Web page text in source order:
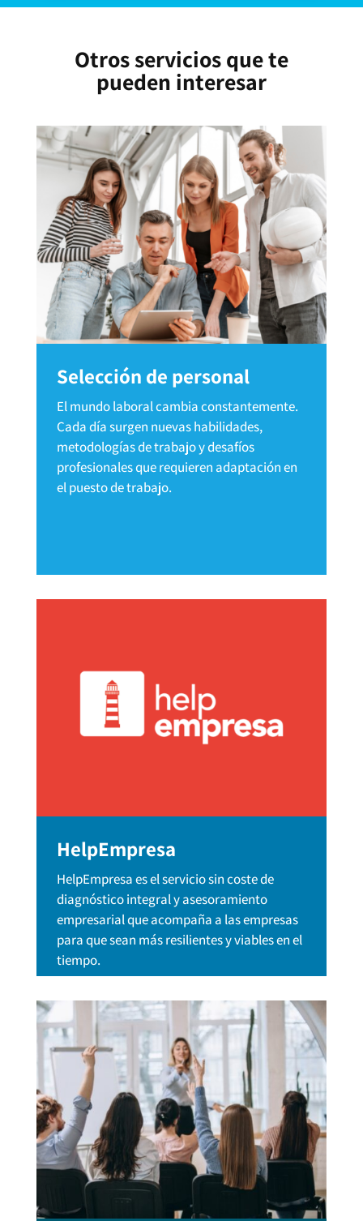
Otros servicios que te
pueden interesar
Selección de personal
El mundo laboral cambia constantemente.
Cada día surgen nuevas habilidades,
metodologías de trabajo y desafíos
profesionales que requieren adaptación en
el puesto de trabajo.
HelpEmpresa
HelpEmpresa es el servicio sin coste de
diagnóstico integral y asesoramiento
empresarial que acompaña a las empresas
para que sean más resilientes y viables en el
tiempo.